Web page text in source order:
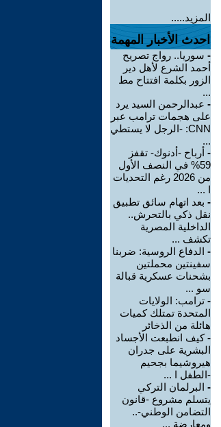
المزيد.....
احدث الأخبار المهمة
- سوريا.. رواج تصريح
أحمد الشرع لأهل دير
الزور بكلمة افتتاح مط
...
- عبدالرحمن السيد يرد
على هجمات ترامب عبر
CNN: -الرجل لا يستطي
...
- أرباح -أدنوك- تقفز
59% في النصف الأول
من 2026 رغم التحديات
ا ...
- بعد اتهام سائق تطبيق
نقل ذكي بالتحرش..
الداخلية المصرية
تكشف ...
- الدفاع الروسية: ضربنا
سفينتين محملتين
بشحنات عسكرية قبالة
سو ...
- ترامب: الولايات
المتحدة تمتلك كميات
هائلة من الذخائر
-كيف انطبعت الأجساد
البشرية على جدران
هيروشيما بجحيم
-الطفل ا ...
- البرلمان التركي
يتسلم مشروع -قانون
التضامن الوطني-..
ومعارضة ...